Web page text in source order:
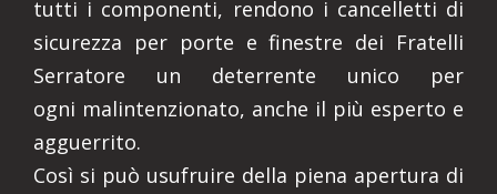
tutti i componenti, rendono i cancelletti di
sicurezza per porte e finestre dei Fratelli
Serratore un deterrente unico per
ogni malintenzionato, anche il più esperto e
agguerrito.
Così si può usufruire della piena apertura di